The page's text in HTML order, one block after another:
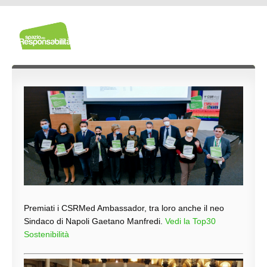
Premiati i CSRMed Ambassador, tra loro anche il neo
Sindaco di Napoli Gaetano Manfredi. Vedi la Top30
Sostenibilità